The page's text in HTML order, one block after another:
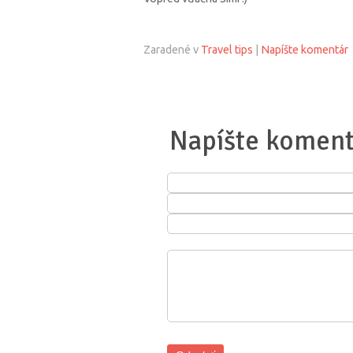
Zaradené v Travel tips Napíšte komentár
Napíšte